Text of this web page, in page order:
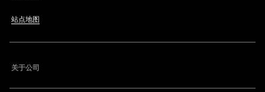
站点地图
关于公司